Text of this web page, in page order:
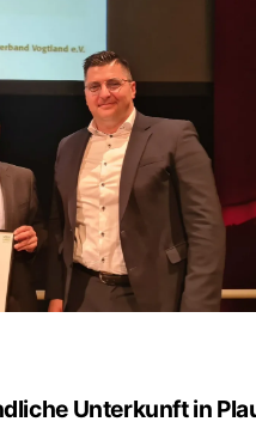
Unterkunft in